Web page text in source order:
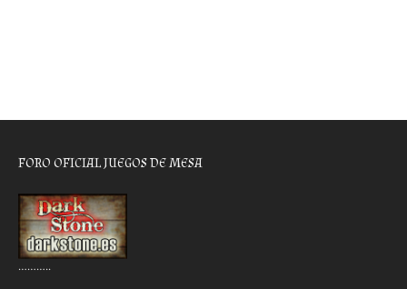
FORO OFICIAL JUEGOS DE MESA
………..